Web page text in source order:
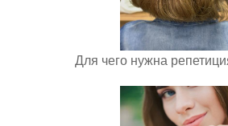
Для чего нужна